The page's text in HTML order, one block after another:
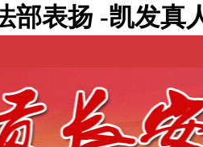
部表扬 -凯发真